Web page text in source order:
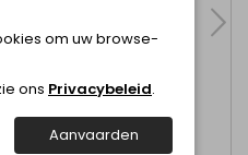
om uw browse-
ons Privacybeleid.
Aanvaarden